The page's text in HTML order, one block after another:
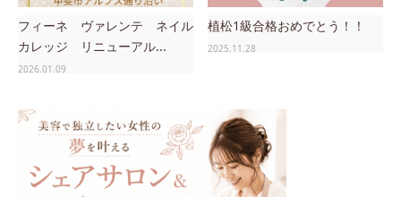
フィーネ ヴァレンテ ネイル
カレッジ リニューアル...
2026.01.09
植松1級合格おめでとう！！
2025.11.28